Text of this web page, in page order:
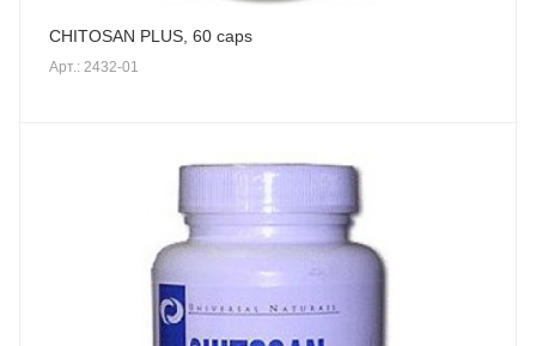
CHITOSAN PLUS, 60 caps
Арт.: 2432-01